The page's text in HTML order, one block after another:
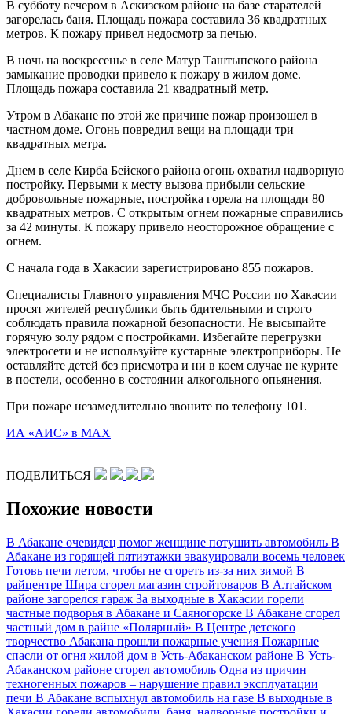
В субботу вечером в Аскизском районе на базе старателей
загорелась баня. Площадь пожара составила 36 квадратных
метров. К пожару привел недосмотр за печью.
В ночь на воскресенье в селе Матур Таштыпского района
замыкание проводки привело к пожару в жилом доме.
Площадь пожара составила 21 квадратный метр.
Утром в Абакане по этой же причине пожар произошел в
частном доме. Огонь повредил вещи на площади три
квадратных метра.
Днем в селе Кирба Бейского района огонь охватил надворную
постройку. Первыми к месту вызова прибыли сельские
добровольные пожарные, постройка горела на площади 80
квадратных метров. С открытым огнем пожарные справились
за 42 минуты. К пожару привело неосторожное обращение с
огнем.
С начала года в Хакасии зарегистрировано 855 пожаров.
Специалисты Главного управления МЧС России по Хакасии
просят жителей республики быть бдительными и строго
соблюдать правила пожарной безопасности. Не высыпайте
горячую золу рядом с постройками. Избегайте перегрузки
электросети и не используйте кустарные электроприборы. Не
оставляйте детей без присмотра и ни в коем случае не курите
в постели, особенно в состоянии алкогольного опьянения.
При пожаре незамедлительно звоните по телефону 101.
ИА «АИС» в МАХ
ПОДЕЛИТЬСЯ
Похожие новости
В Абакане очевидец помог женщине потушить автомобиль В
Абакане из горящей пятиэтажки эвакуировали восемь человек
Готовь печи летом, чтобы не сгореть из-за них зимой В
райцентре Шира сгорел магазин стройтоваров В Алтайском
районе загорелся гараж За выходные в Хакасии горели
частные подворья в Абакане и Саяногорске В Абакане сгорел
частный дом в райне «Полярный» В Центре детского
творчество Абакана прошли пожарные учения Пожарные
спасли от огня жилой дом в Усть-Абаканском районе В Усть-
Абаканском районе сгорел автомобиль Одна из причин
техногенных пожаров – нарушение правил эксплуатации
печи В Абакане вспыхнул автомобиль на газе В выходные в